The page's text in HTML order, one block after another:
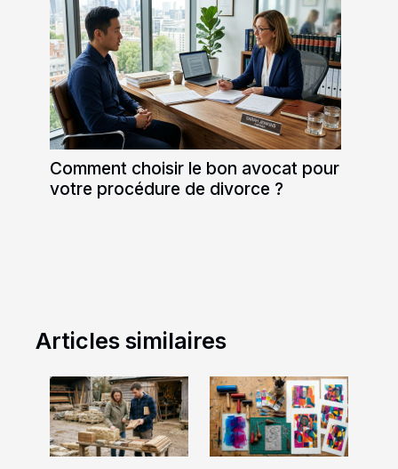
Comment choisir le bon avocat pour
votre procédure de divorce ?
Articles similaires